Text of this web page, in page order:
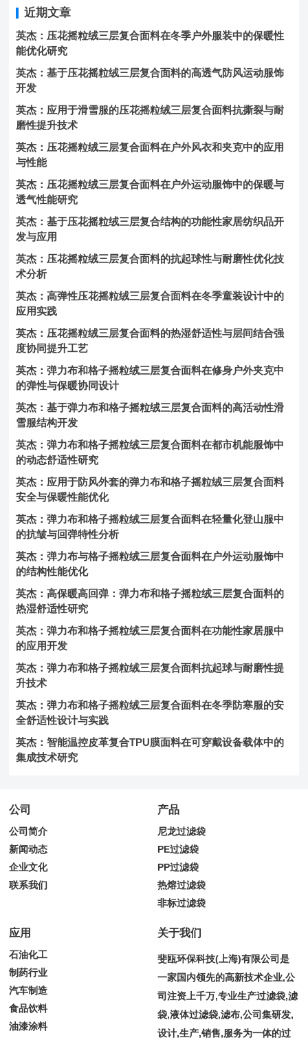
近期文章
英杰：压花摇粒绒三层复合面料在冬季户外服装中的保暖性
能优化研究
英杰：基于压花摇粒绒三层复合面料的高透气防风运动服饰
开发
英杰：应用于滑雪服的压花摇粒绒三层复合面料抗撕裂与耐
磨性提升技术
英杰：压花摇粒绒三层复合面料在户外风衣和夹克中的应用
与性能
英杰：压花摇粒绒三层复合面料在户外运动服饰中的保暖与
透气性能研究
英杰：基于压花摇粒绒三层复合结构的功能性家居纺织品开
发与应用
英杰：压花摇粒绒三层复合面料的抗起球性与耐磨性优化技
术分析
英杰：高弹性压花摇粒绒三层复合面料在冬季童装设计中的
应用实践
英杰：压花摇粒绒三层复合面料的热湿舒适性与层间结合强
度协同提升工艺
英杰：弹力布和格子摇粒绒三层复合面料在修身户外夹克中
的弹性与保暖协同设计
英杰：基于弹力布和格子摇粒绒三层复合面料的高活动性滑
雪服结构开发
英杰：弹力布和格子摇粒绒三层复合面料在都市机能服饰中
的动态舒适性研究
英杰：应用于防风外套的弹力布和格子摇粒绒三层复合面料
安全与保暖性能优化
英杰：弹力布和格子摇粒绒三层复合面料在轻量化登山服中
的抗皱与回弹特性分析
英杰：弹力布与格子摇粒绒三层复合面料在户外运动服饰中
的结构性能优化
英杰：高保暖高回弹：弹力布和格子摇粒绒三层复合面料的
热湿舒适性研究
英杰：弹力布和格子摇粒绒三层复合面料在功能性家居服中
的应用开发
英杰：弹力布和格子摇粒绒三层复合面料抗起球与耐磨性提
升技术
英杰：弹力布和格子摇粒绒三层复合面料在冬季防寒服的安
全舒适性设计与实践
英杰：智能温控皮革复合TPU膜面料在可穿戴设备载体中的
集成技术研究
公司
公司简介
新闻动态
企业文化
联系我们
产品
尼龙过滤袋
PE过滤袋
PP过滤袋
热熔过滤袋
非标过滤袋
应用
石油化工
制药行业
汽车制造
食品饮料
油漆涂料
关于我们
斐瓯环保科技(上海)有限公司是
一家国内领先的高新技术企业,公
司注资上千万,专业生产过滤袋,滤
袋,液体过滤袋,滤布,公司集研发,
设计,生产,销售,服务为一体的过